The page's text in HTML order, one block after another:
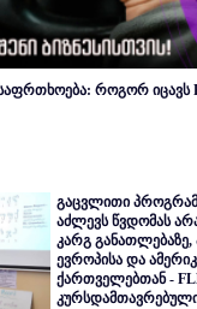
როგორ იცავს
გაცვლითი
აძლევს წვდომას
კარგ განათლებაზე,
ევროპისა და
ქართველებთან -